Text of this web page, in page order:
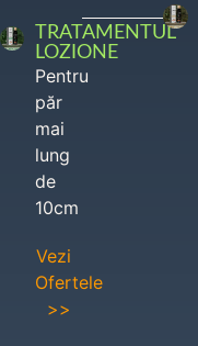
TRATAMENTUL
LOZIONE
Pentru
păr
mai
lung
de
10cm
Vezi
Ofertele
>>